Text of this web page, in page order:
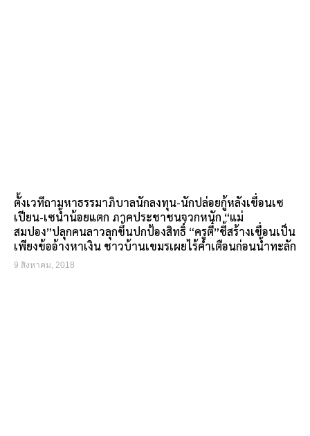
ตั้งเวทีถามหาธรรมาภิบาลนักลงทุน-นักปล่อยกู้หลังเขื่อนเซ
เปียน-เซน้ำน้อยแตก ภาคประชาชนจวกหนัก “แม่
สมปอง”ปลุกคนลาวลุกขึ้นปกป้องสิทธิ์ “ครูตี๋”ชี้สร้างเขื่อนเป็น
เพียงข้ออ้างหาเงิน ชาวบ้านเขมรเผยไร้คำเตือนก่อนน้ำทะลัก
9 สิงหาคม, 2018